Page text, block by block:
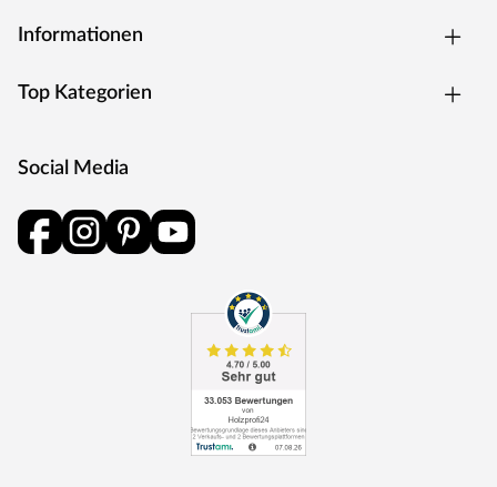
Informationen
Top Kategorien
Social Media